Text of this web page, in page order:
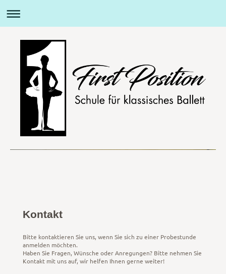
Kontakt
Bitte kontaktieren Sie uns, wenn Sie sich zu einer Probestunde
anmelden möchten.
Haben Sie Fragen, Wünsche oder Anregungen? Bitte nehmen Sie
Kontakt mit uns auf, wir helfen Ihnen gerne weiter!